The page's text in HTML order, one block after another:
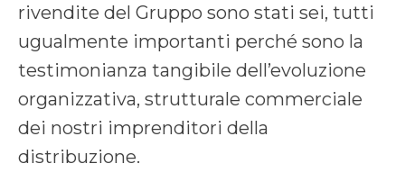
rivendite del Gruppo sono stati sei, tutti
ugualmente importanti perché sono la
testimonianza tangibile dell’evoluzione
organizzativa, strutturale commerciale
dei nostri imprenditori della
distribuzione.